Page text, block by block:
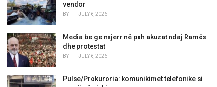
vendor
BY JULY 6, 2026
Media belge nxjerr në pah akuzat ndaj Ramës
dhe protestat
BY JULY 6, 2026
Pulse/Prokuroria: komunikimet telefonike si